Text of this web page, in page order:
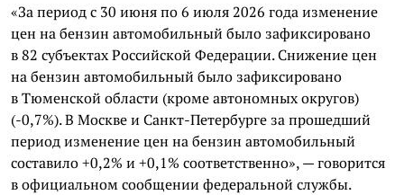
«За период с 30 июня по 6 июля 2026 года изменение
цен на бензин автомобильный было зафиксировано
в 82 субъектах Российской Федерации. Снижение цен
на бензин автомобильный было зафиксировано
в Тюменской области (кроме автономных округов)
(-0,7%). В Москве и Санкт-Петербурге за прошедший
период изменение цен на бензин автомобильный
составило +0,2% и +0,1% соответственно», — говорится
в официальном сообщении федеральной службы.